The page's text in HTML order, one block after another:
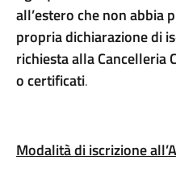
all’estero che non abbia
propria dichiarazione di
richiesta alla Cancelleria
o certificati.
Modalità di iscrizione